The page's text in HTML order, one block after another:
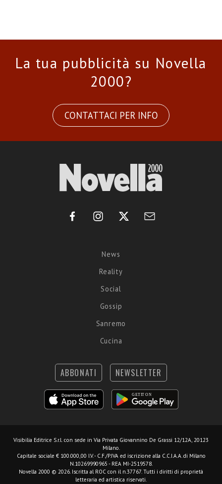
La tua pubblicità su Novella
2000?
CONTATTACI PER INFO
News
Reality
Social
Gossip
Sanremo
Cucina
ABBONATI NEWSLETTER
Visibilia Editrice S.r.l. con sede in Via Privata Giovannino De Grassi 12/12A, 20123
Milano.
Capitale sociale € 100.000,00 I.V. - C.F./P.IVA ed iscrizione alla C.C.I.A.A. di Milano
N.10269990965 - REA MI-2519578.
Novella 2000 © 2026. Iscritta al ROC con il n.37767. Tutti i diritti di proprietà
letteraria ed artistica riservati.